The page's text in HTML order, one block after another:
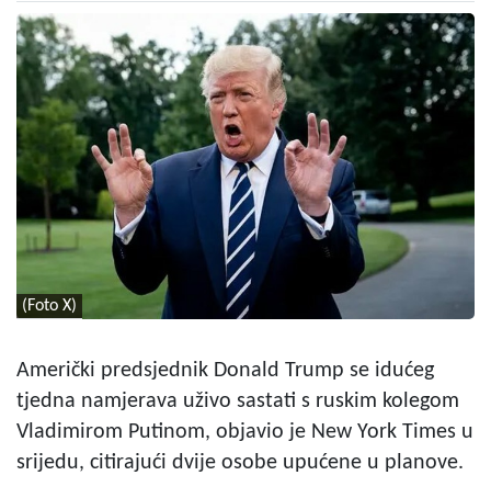
(Foto X)
Američki predsjednik Donald Trump se idućeg
tjedna namjerava uživo sastati s ruskim kolegom
Vladimirom Putinom, objavio je New York Times u
srijedu, citirajući dvije osobe upućene u planove.